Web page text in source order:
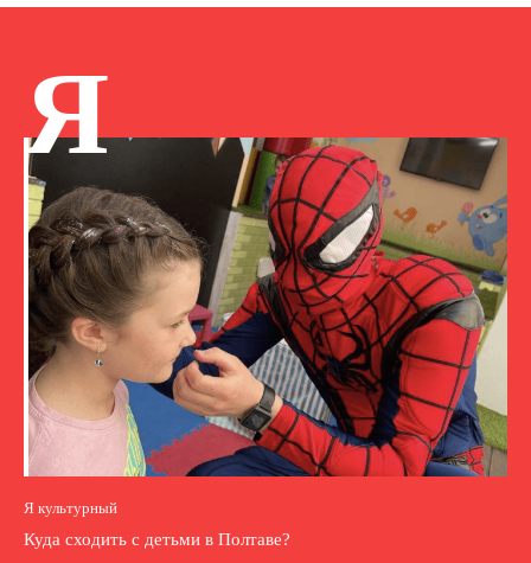
Я
Я культурный
Куда сходить с детьми в Полтаве?